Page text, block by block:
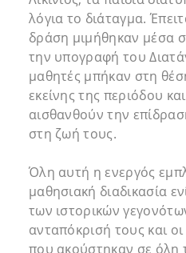
λόγια το διάταγμα.
δράση μιμήθηκαν μέσα
την υπογραφή του
μαθητές μπήκαν στη
εκείνης της περιόδου
αισθανθούν την
στη ζωή τους.
Όλη αυτή η ενεργός
μαθησιακή διαδικασία
των ιστορικών
ανταπόκρισή τους και
που ακούστηκαν σε όλη